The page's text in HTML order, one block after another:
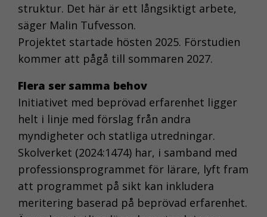
struktur. Det här är ett långsiktigt arbete,
säger Malin Tufvesson.
Projektet startade hösten 2025. Förstudien
kommer att pågå till sommaren 2027.
Flera ser samma behov
Initiativet med beprövad erfarenhet ligger
helt i linje med förslag från andra
myndigheter och statliga utredningar.
Skolverket (2024:1474) har, i samband med
professionsprogrammet för lärare, lyft fram
att programmet på sikt kan inkludera
meritering baserad på beprövad erfarenhet.